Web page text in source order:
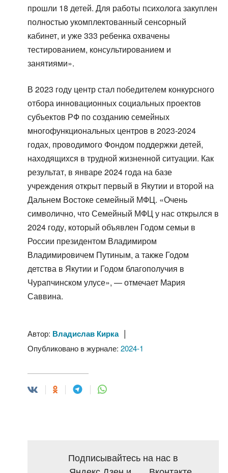
прошли 18 детей. Для работы психолога закуплен
полностью укомплектованный сенсорный
кабинет, и уже 333 ребенка охвачены
тестированием, консультированием и
занятиями».
В 2023 году центр стал победителем конкурсного
отбора инновационных социальных проектов
субъектов РФ по созданию семейных
многофункциональных центров в 2023-2024
годах, проводимого Фондом поддержки детей,
находящихся в трудной жизненной ситуации. Как
результат, в январе 2024 года на базе
учреждения открыт первый в Якутии и второй на
Дальнем Востоке семейный МФЦ. «Очень
символично, что Семейный МФЦ у нас открылся в
2024 году, который объявлен Годом семьи в
России президентом Владимиром
Владимировичем Путиным, а также Годом
детства в Якутии и Годом благополучия в
Чурапчинском улусе», — отмечает Мария
Саввина.
Автор: Владислав Кирка|
Опубликовано в журнале: 2024-1
Подписывайтесь на нас в